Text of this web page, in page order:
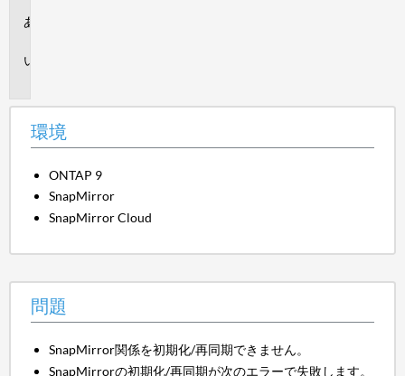
環境
ONTAP 9
SnapMirror
SnapMirror Cloud
問題
SnapMirror関係を初期化/再同期できません。
SnapMirrorの初期化/再同期が次のエラーで失敗します。